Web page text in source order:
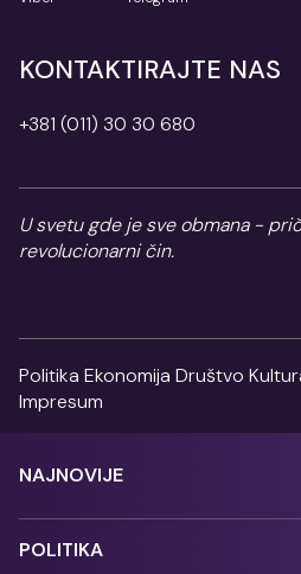
KONTAKTIRAJTE NAS
+381 (011) 30 30 680
U svetu gde je sve obmana -
revolucionarni čin.
Politika Ekonomija Društvo
Impresum
NAJNOVIJE
POLITIKA